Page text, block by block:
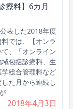
療料】6カ月
表した2018年度
では、【オンラ
、「オンライン
包括診療料、生
総合管理料など
た月から連続し
2018年4月3日